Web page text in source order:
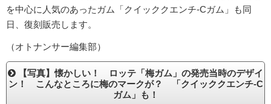
を中心に人気のあったガム「クイッククエンチ-Cガム」も同
日、復刻販売します。
（オトナンサー編集部）
【写真】懐かしい！ ロッテ「梅ガム」の発売当時のデザイ
ン！ こんなところに梅のマークが？ 「クイッククエンチ-C
ガム」も！